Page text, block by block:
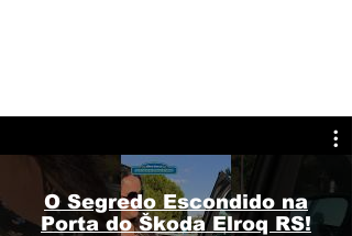
O Segredo Escondido na
Porta do Škoda Elroq RS!